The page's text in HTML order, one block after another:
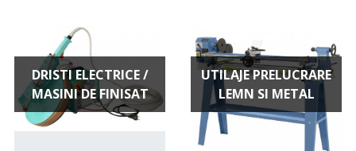
DRISTI ELECTRICE /
MASINI DE FINISAT
UTILAJE PRELUCRARE
LEMN SI METAL